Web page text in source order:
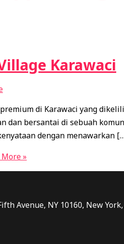
Karawaci
di Karawaci yang
dan bersantai di sebuah
dengan menawarkan
More »
Avenue, NY 10160, New